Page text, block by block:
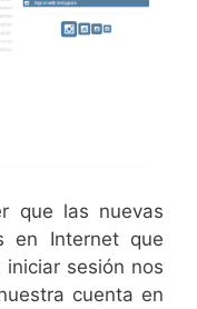
que las nuevas
en Internet que
sesión nos
cuenta en